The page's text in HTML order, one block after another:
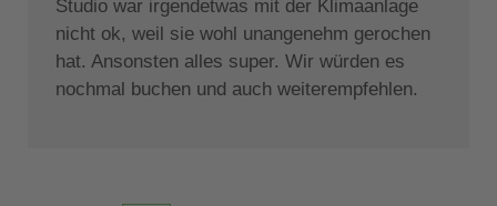
Studio war irgendetwas mit der Klimaanlage
nicht ok, weil sie wohl unangenehm gerochen
hat. Ansonsten alles super. Wir würden es
nochmal buchen und auch weiterempfehlen.